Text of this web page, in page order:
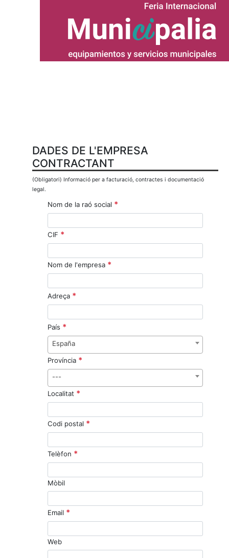
DADES DE L'EMPRESA
CONTRACTANT
(Obligatori) Informació per a facturació, contractes i documentació
legal.
Nom de la raó social *
CIF *
Nom de l'empresa *
Adreça *
País *
España
Província *
---
Localitat *
Codi postal *
Telèfon *
Mòbil
Email *
Web